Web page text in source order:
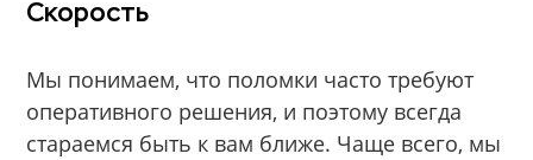
Скорость
Мы понимаем, что поломки часто требуют
оперативного решения, и поэтому всегда
стараемся быть к вам ближе. Чаще всего, мы